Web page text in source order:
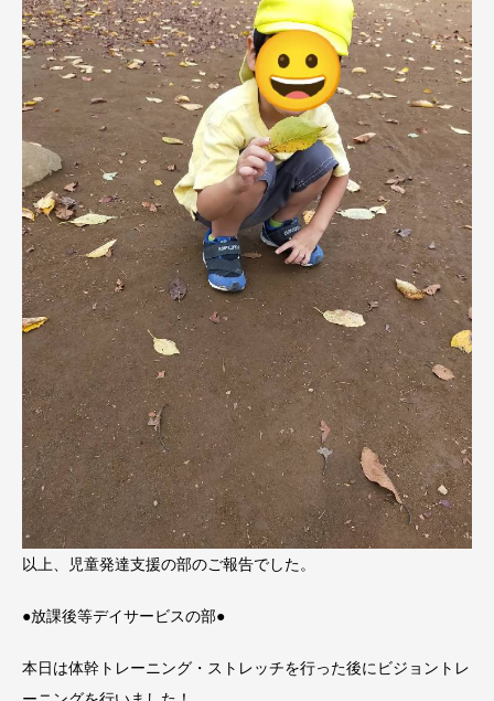
以上、児童発達支援の部のご報告でした。
●放課後等デイサービスの部●
本日は体幹トレーニング・ストレッチを行った後にビジョントレ